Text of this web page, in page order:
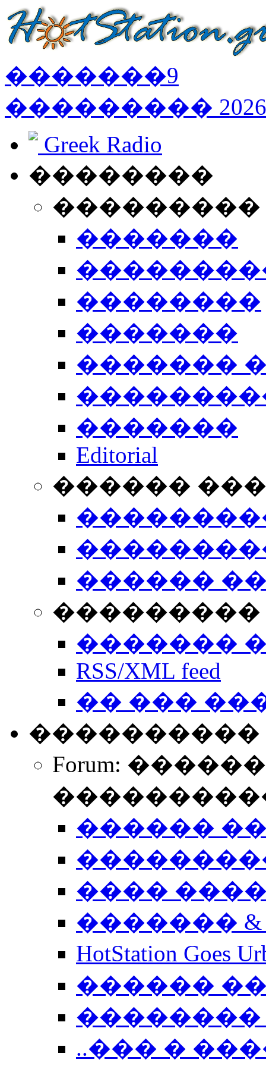
�������9
��������� 2026
Greek Radio
��������
�������
��������
�������
�������
�������
Editorial
������
������
���������
�������
RSS/XML feed
�� ���
����������
Forum:
������
����
�������
HotStation
������
��������
..��� �